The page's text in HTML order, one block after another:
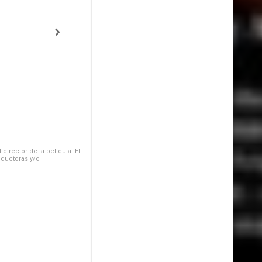
de la película. El
y/o